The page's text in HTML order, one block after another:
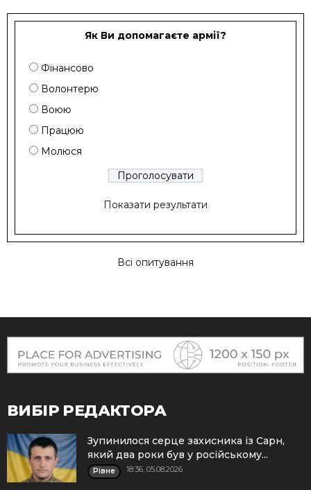
Як Ви допомагаєте армії?
Фінансово
Волонтерю
Воюю
Працюю
Молюся
Показати результати
Всі опитування
ВИБІР РЕДАКТОРА
Зупинилося серце захисника із Сарн,
який два роки був у російському...
Рівне 18:36, 05.08.2026